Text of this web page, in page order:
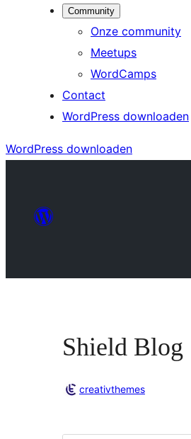
Community
Onze community
Meetups
WordCamps
Contact
WordPress downloaden
WordPress downloaden
Shield Blog
creativthemes